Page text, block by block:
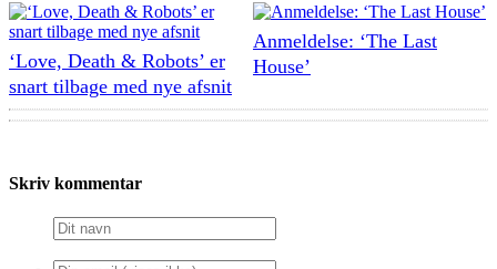
‘Love, Death & Robots’ er
snart tilbage med nye afsnit
Anmeldelse: ‘The Last
House’
Skriv kommentar